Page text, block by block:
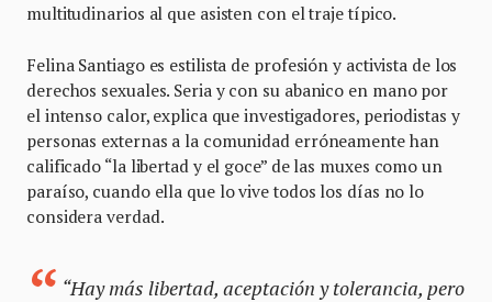
multitudinarios al que asisten con el traje típico.
Felina Santiago es estilista de profesión y activista de los
derechos sexuales. Seria y con su abanico en mano por
el intenso calor, explica que investigadores, periodistas y
personas externas a la comunidad erróneamente han
calificado “la libertad y el goce” de las muxes como un
paraíso, cuando ella que lo vive todos los días no lo
considera verdad.
“Hay más libertad, aceptación y tolerancia, pero